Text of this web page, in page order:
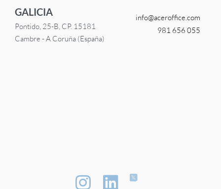
GALICIA
Pontido, 25-B, CP. 15181
Cambre - A Coruña (España)
info@aceroffice.com
981 656 055